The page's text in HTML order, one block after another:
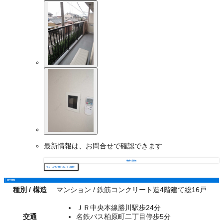
最新情報は、お問合せで確認できます
物件の詳細
フォームでお問い合わせ（無料）
物件情報
種別 / 構造 マンション / 鉄筋コンクリート造4階建て総16戸
交通
ＪＲ中央本線勝川駅歩24分
名鉄バス柏原町二丁目停歩5分